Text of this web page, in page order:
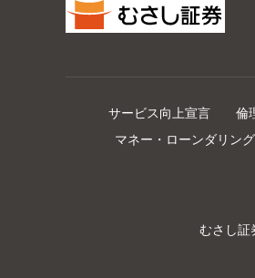
サービス向上宣言 倫
マネー・ローンダリン
むさし